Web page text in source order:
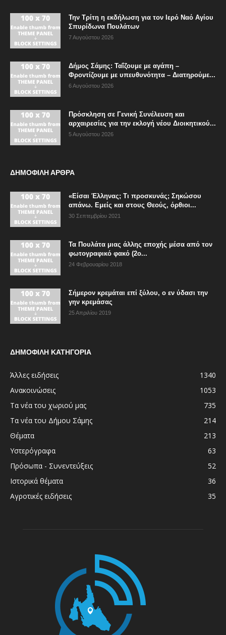
Την Τρίτη η εκδήλωση για τον Ιερό Ναό Αγίου
Σπυρίδωνα Πουλάτων
7 Αυγούστου 2026
Δήμος Σάμης: Ταΐζουμε με αγάπη –
Φροντίζουμε με υπευθυνότητα – Διατηρούμε...
6 Αυγούστου 2026
Πρόσκληση σε Γενική Συνέλευση και
αρχαιρεσίες για την εκλογή νέου Διοικητικού...
5 Αυγούστου 2026
ΔΗΜΟΦΙΛΗ ΑΡΘΡΑ
«Είσαι Έλληνας; Τι προσκυνάς; Σηκώσου
απάνω. Εμείς και στους Θεούς, όρθιοι...
30 Σεπτεμβρίου 2021
Τα Πουλάτα μιας άλλης εποχής μέσα από τον
φωτογραφικό φακό (2ο...
24 Φεβρουαρίου 2018
Σήμερον κρεμάται επί ξύλου, ο εν ύδασι την
γην κρεμάσας
25 Απριλίου 2019
ΔΗΜΟΦΙΛΗ ΚΑΤΗΓΟΡΙΑ
Άλλες ειδήσεις
1340
Ανακοινώσεις
1053
Τα νέα του χωριού μας
735
Τα νέα του Δήμου Σάμης
214
Θέματα
213
Υστερόγραφα
63
Πρόσωπα - Συνεντεύξεις
52
Ιστορικά θέματα
36
Αγροτικές ειδήσεις
35